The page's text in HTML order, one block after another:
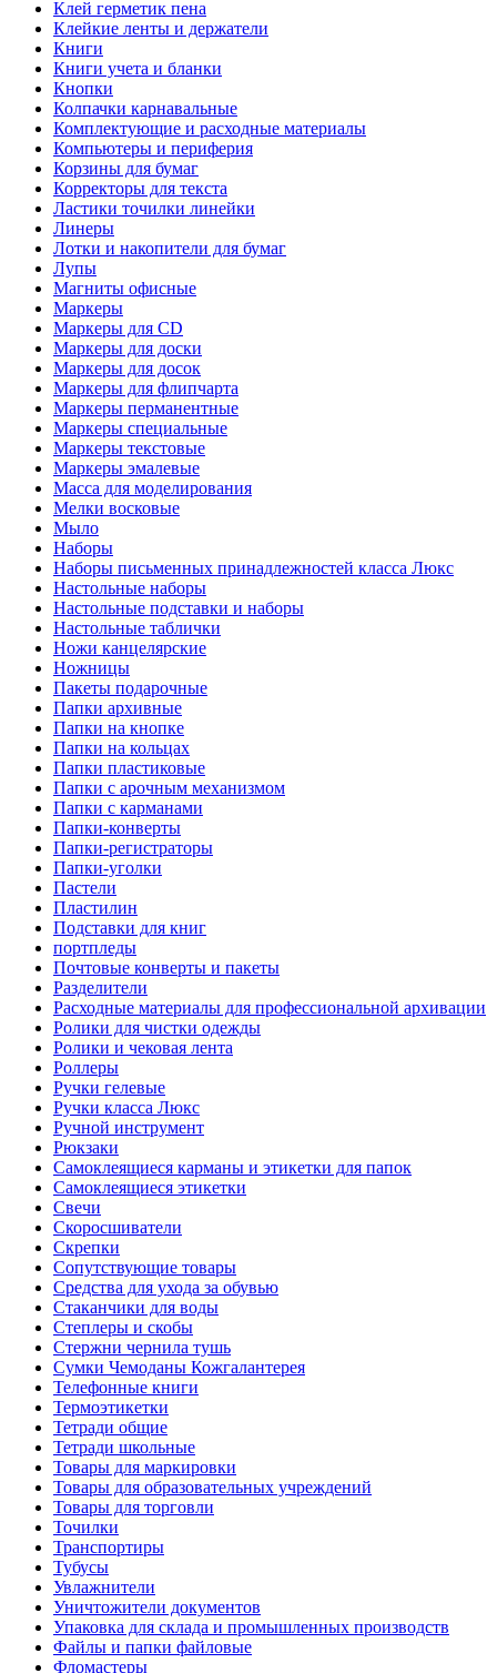
Клей герметик пена
Клейкие ленты и держатели
Книги
Книги учета и бланки
Кнопки
Колпачки карнавальные
Комплектующие и расходные материалы
Компьютеры и периферия
Корзины для бумаг
Корректоры для текста
Ластики точилки линейки
Линеры
Лотки и накопители для бумаг
Лупы
Магниты офисные
Маркеры
Маркеры для CD
Маркеры для доски
Маркеры для досок
Маркеры для флипчарта
Маркеры перманентные
Маркеры специальные
Маркеры текстовые
Маркеры эмалевые
Масса для моделирования
Мелки восковые
Мыло
Наборы
Наборы письменных принадлежностей класса Люкс
Настольные наборы
Настольные подставки и наборы
Настольные таблички
Ножи канцелярские
Ножницы
Пакеты подарочные
Папки архивные
Папки на кнопке
Папки на кольцах
Папки пластиковые
Папки с арочным механизмом
Папки с карманами
Папки-конверты
Папки-регистраторы
Папки-уголки
Пастели
Пластилин
Подставки для книг
портпледы
Почтовые конверты и пакеты
Разделители
Расходные материалы для профессиональной архивации
Ролики для чистки одежды
Ролики и чековая лента
Роллеры
Ручки гелевые
Ручки класса Люкс
Ручной инструмент
Рюкзаки
Самоклеящиеся карманы и этикетки для папок
Самоклеящиеся этикетки
Свечи
Скоросшиватели
Скрепки
Сопутствующие товары
Средства для ухода за обувью
Стаканчики для воды
Степлеры и скобы
Стержни чернила тушь
Сумки Чемоданы Кожгалантерея
Телефонные книги
Термоэтикетки
Тетради общие
Тетради школьные
Товары для маркировки
Товары для образовательных учреждений
Товары для торговли
Точилки
Транспортиры
Тубусы
Увлажнители
Уничтожители документов
Упаковка для склада и промышленных производств
Файлы и папки файловые
Фломастеры